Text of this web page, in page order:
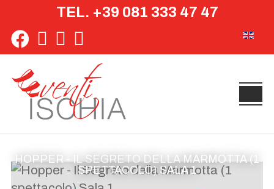
TEL. +39 081 333 47 47
HOPPER - IL SEGRETO DELLA MARMOTTA (1
SPETTACOLO) SALA 1